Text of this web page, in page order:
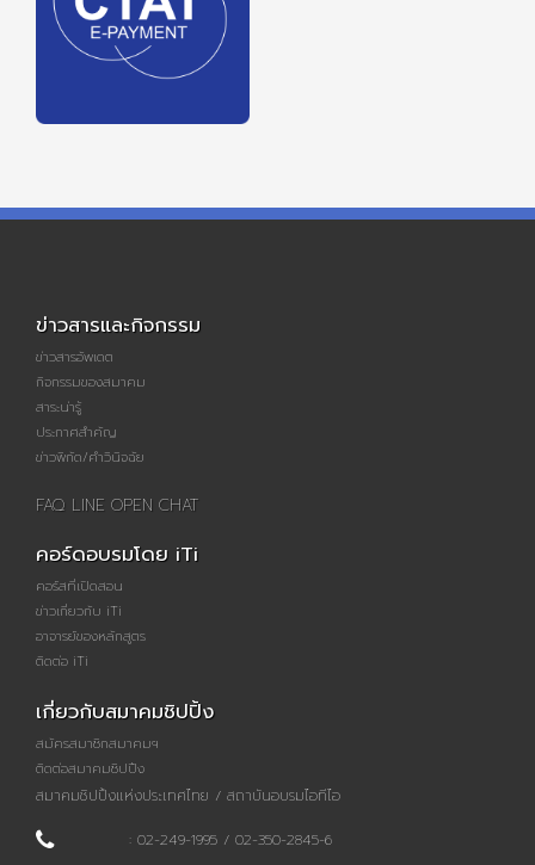
ข่าวสารและกิจกรรม
ข่าวสารอัพเดต
กิจกรรมของสมาคม
สาระน่ารู้
ประกาศสำคัญ
ข่าวพิกัด/คำวินิจฉัย
FAQ LINE OPEN CHAT
คอร์ดอบรมโดย iTi
คอร์สที่เปิดสอน
ข่าวเกี่ยวกับ iTi
อาจารย์ของหลักสูตร
ติดต่อ iTi
เกี่ยวกับสมาคมชิปปิ้ง
สมัครสมาชิกสมาคมฯ
ติดต่อสมาคมชิปปิ้ง
สมาคมชิปปิ้งแห่งประเทศไทย / สถาบันอบรมไอทีไอ
: 02-249-1995 / 02-350-2845-6